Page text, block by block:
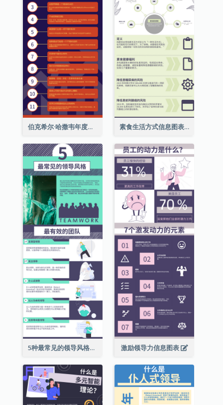
伯克希尔·哈撒韦年度股东大会的11个要点 素食生活方式信息图表
5种最常见的领导风格信息图表 激励领导力信息图表